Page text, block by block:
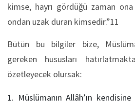
kimse, hayrı gördüğü zaman
ondan uzak duran kimsedir.”11
Bütün bu bilgiler bize,
gereken hususları
özetleyecek olursak:
Müslümanın Allâh’ın